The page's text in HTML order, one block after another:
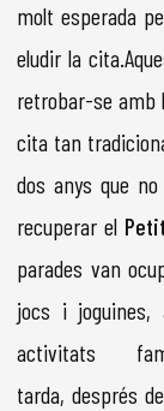
molt esperada
eludir la
retrobar-se amb
cita tan
dos anys que
recuperar el
parades van
jocs i joguines,
activitats
tarda, després